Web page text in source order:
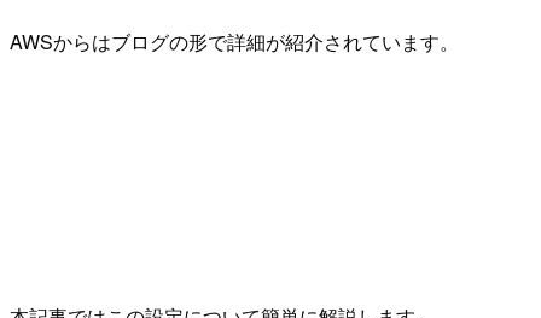
AWSからはブログの形で詳細が紹介されています。